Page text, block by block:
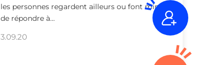
les personnes regardent ailleurs ou font mine
de répondre à…
3.09.20